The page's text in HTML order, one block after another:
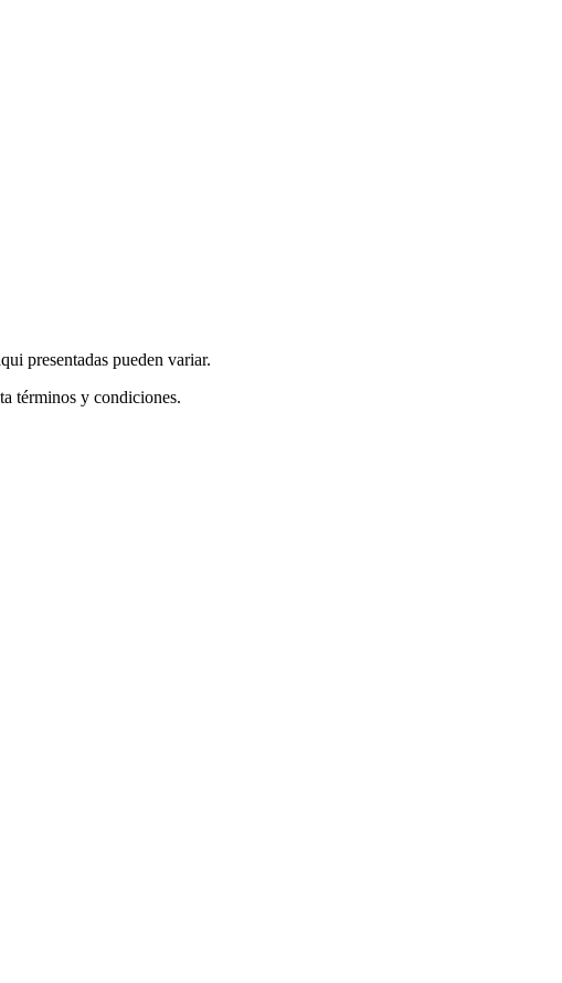
presentadas pueden variar.
términos y condiciones.